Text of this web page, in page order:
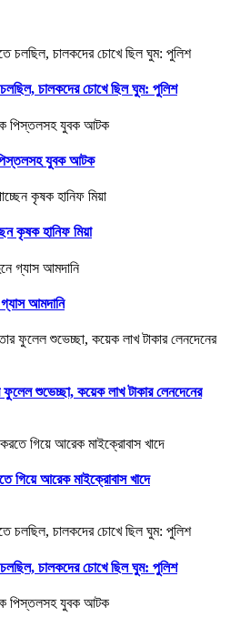
চালকদের চোখে ছিল ঘুম: পুলিশ
পিস্তলসহ যুবক আটক
কৃষক হানিফ মিয়া
আমদানি
শুভেচ্ছা, কয়েক লাখ টাকার লেনদেনের
গিয়ে আরেক মাইক্রোবাস খাদে
চালকদের চোখে ছিল ঘুম: পুলিশ